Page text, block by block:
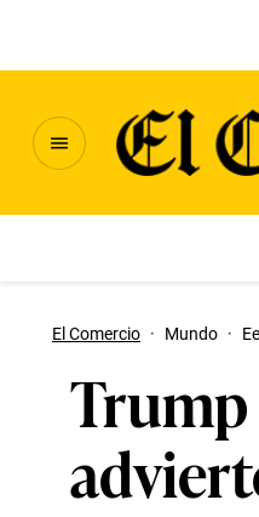
El Comercio · Mundo ·
Trump